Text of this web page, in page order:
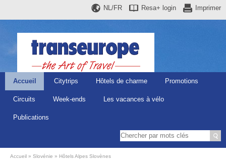
Imprimer
Resa+ login
NL/FR
Accueil Citytrips Hôtels de charme Promotions
Circuits Week-ends Les vacances à vélo
Publications
Accueil Slovénie Hôtels Alpes Slovènes